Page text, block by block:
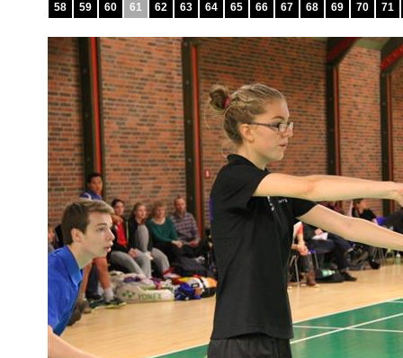
58
59 60 61 62 63 64 65 66 67 68 69 70 71